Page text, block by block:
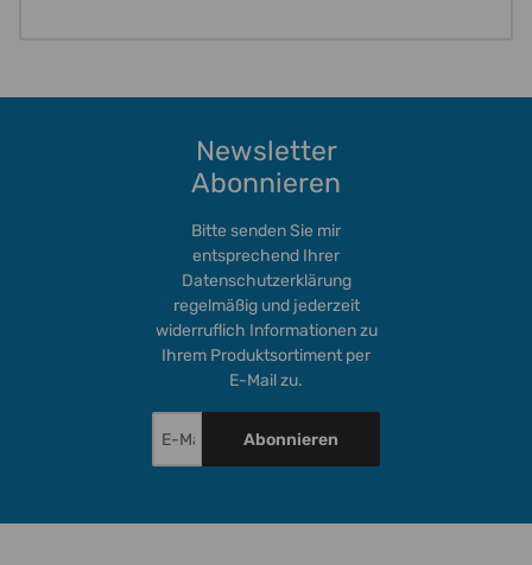
Newsletter
Abonnieren
Bitte senden Sie mir
entsprechend Ihrer
Datenschutzerklärung
regelmäßig und jederzeit
widerruflich Informationen zu
Ihrem Produktsortiment per
E-Mail zu.
Abonnieren